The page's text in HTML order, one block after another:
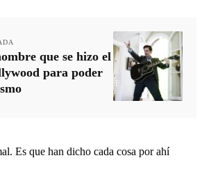
que se hizo el
para poder
Es que han dicho cada cosa por ahí